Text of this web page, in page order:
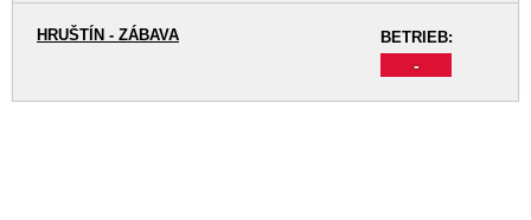
BETRIEB:
-
HRUŠTÍN - ZÁBAVA